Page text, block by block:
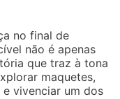
no final de
não é apenas
que traz à tona
maquetes,
vivenciar um dos